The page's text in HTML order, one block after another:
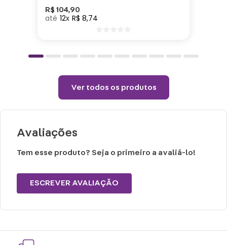
Material: vidro
Lavar com água, esponja macia e
Não vai ao micro-ondas, nem a lava-
Não utilizar químicos e abrasivos.
quebrar o produto, pois trata-se de um
produto de vidro.
R$ 104,90
12 R$ 8,74
Ver todos os produtos
Avaliações
Tem esse produto? Seja o primeiro a avaliá-lo!
ESCREVER AVALIAÇÃO